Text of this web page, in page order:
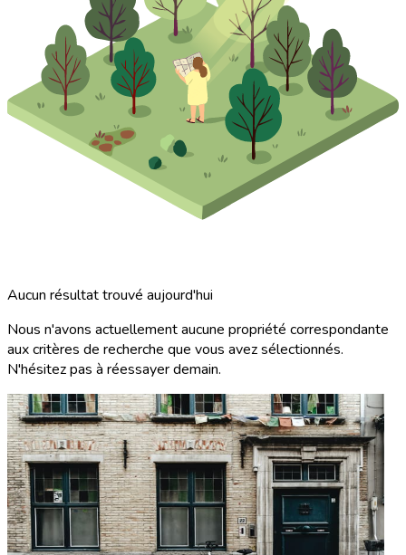
Aucun résultat trouvé aujourd'hui
Nous n'avons actuellement aucune propriété correspondante
aux critères de recherche que vous avez sélectionnés.
N'hésitez pas à réessayer demain.